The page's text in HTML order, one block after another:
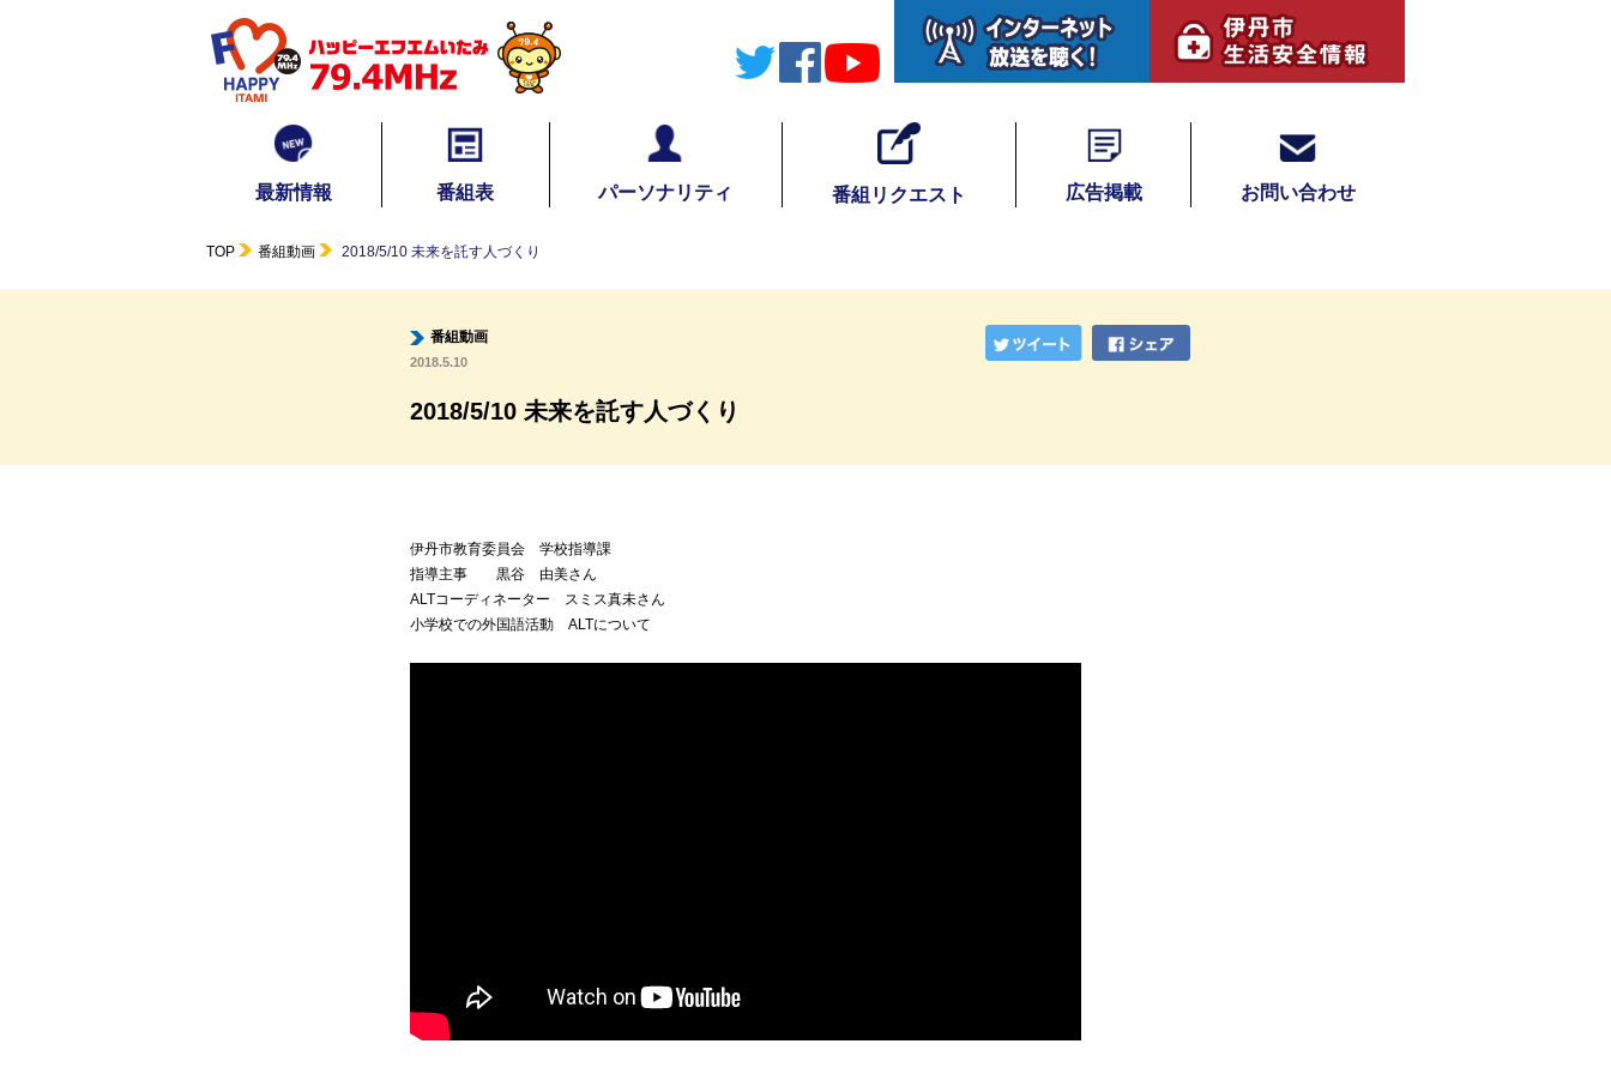
最新情報 番組表 パーソナリティ 番組リクエスト 広告掲載 お問い合わせ
TOP 番組動画 2018/5/10 未来を託す人づくり
番組動画
2018.5.10
2018/5/10 未来を託す人づくり
伊丹市教育委員会 学校指導課
指導主事 黒谷 由美さん
ALTコーディネーター スミス真未さん
小学校での外国語活動 ALTについて